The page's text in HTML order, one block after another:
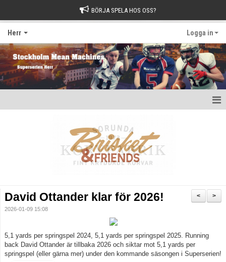
BÖRJA SPELA HOS OSS?
Herr Logga in
>
<
David Ottander klar för 2026!
2026-01-09 15:08
5,1 yards per springspel 2024, 5,1 yards per springspel 2025. Running
back David Ottander är tillbaka 2026 och siktar mot 5,1 yards per
springspel (eller gärna mer) under den kommande säsongen i Superserien!